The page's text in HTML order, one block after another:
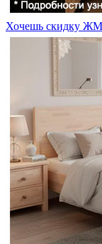
Хочешь скидку